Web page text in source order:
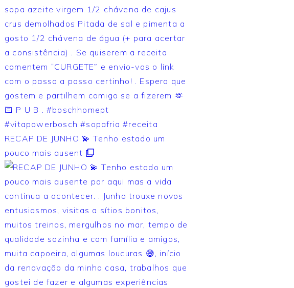
RECAP DE JUNHO 💫 Tenho estado um
pouco mais ausent